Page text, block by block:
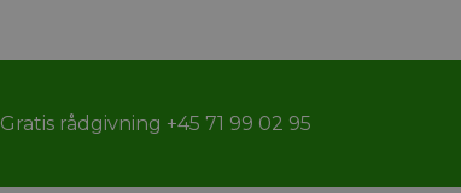
Gratis rådgivning +45 71 99 02 95